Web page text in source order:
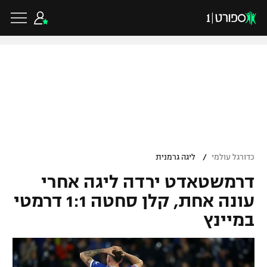
גביע הטוטו
ליגיונרים
גביע המדינה
ליגת האלופות
ליגה אירופית
ליגה אנגלית
כדורסל ישראלי
ליגת ווינר סל
ליגה לאומית
כדורסל עולמי
NBA
כדורגל עולמי / ליגה גרמנית
דרמשטאדט ירדה ליגה אחרי
עונה אחת, קלן סחטה 1:1 דרמטי
במיינץ